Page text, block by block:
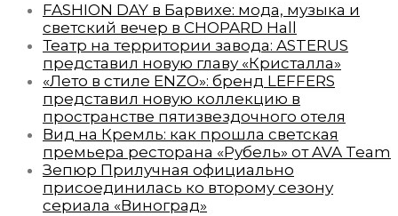
FASHION DAY в Барвихе: мода, музыка и
светский вечер в CHOPARD Hall
Театр на территории завода: ASTERUS
представил новую главу «Кристалла»
«Лето в стиле ENZO»: бренд LEFFERS
представил новую коллекцию в
пространстве пятизвездочного отеля
Вид на Кремль: как прошла светская
премьера ресторана «Рубель» от AVA Team
Зепюр Прилучная официально
присоединилась ко второму сезону
сериала «Виноград»